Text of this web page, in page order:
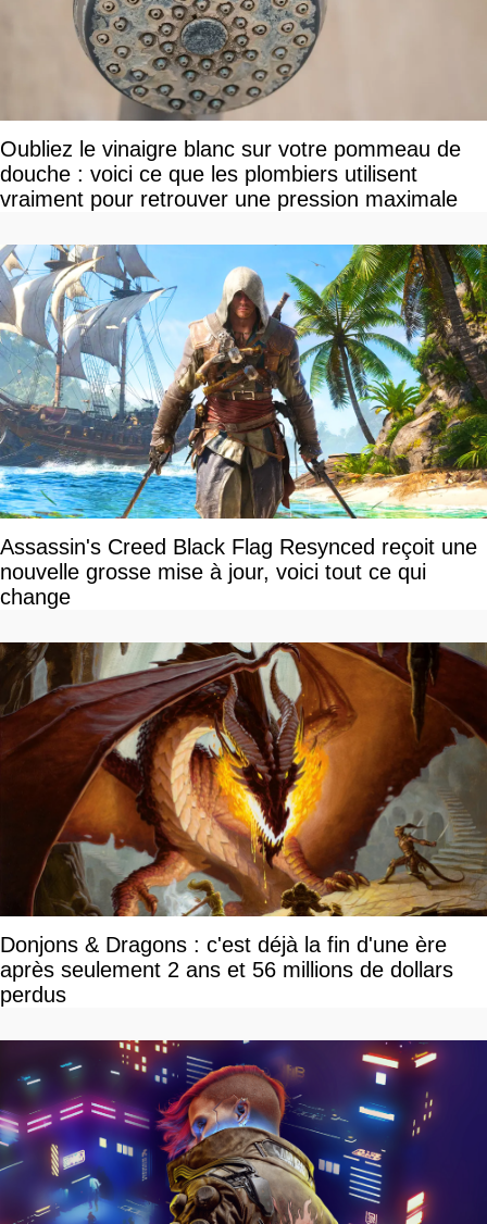
Oubliez le vinaigre blanc sur votre pommeau de
douche : voici ce que les plombiers utilisent
vraiment pour retrouver une pression maximale
Assassin's Creed Black Flag Resynced reçoit une
nouvelle grosse mise à jour, voici tout ce qui
change
Donjons & Dragons : c'est déjà la fin d'une ère
après seulement 2 ans et 56 millions de dollars
perdus